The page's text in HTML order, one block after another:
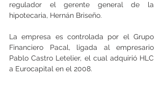
regulador el gerente general de la
hipotecaria, Hernán Briseño.
La empresa es controlada por el Grupo
Financiero Pacal, ligada al empresario
Pablo Castro Letelier, el cual adquirió HLC
a Eurocapital en el 2008.